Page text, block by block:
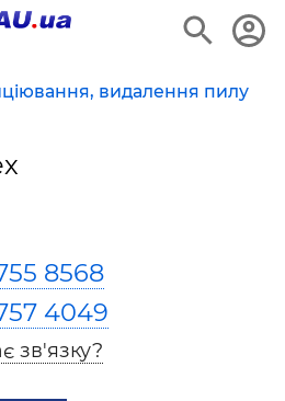
видалення пилу
8568
4049
зв'язку?